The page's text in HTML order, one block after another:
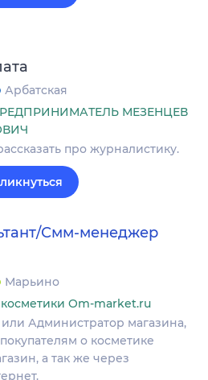
Арбатская
МЕЗЕНЦЕВ
про журналистику.
Смм-менеджер
Марьино
Om-market.ru
Администратор магазина,
о косметике
а так же через